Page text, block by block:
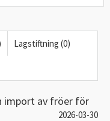
Lagstiftning (0)
import av fröer för
2026-03-30